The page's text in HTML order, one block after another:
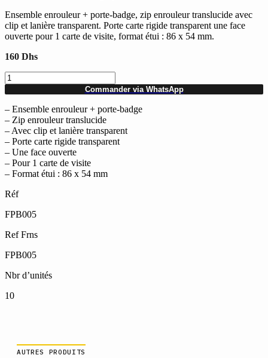
Ensemble enrouleur + porte-badge, zip enrouleur translucide avec
clip et lanière transparent. Porte carte rigide transparent une face
ouverte pour 1 carte de visite, format étui : 86 x 54 mm.
160 Dhs
quantité
de
Pack
de
10
ensembles
enrouleur
+
porte
badge
Commander via WhatsApp
– Ensemble enrouleur + porte-badge
– Zip enrouleur translucide
– Avec clip et lanière transparent
– Porte carte rigide transparent
– Une face ouverte
– Pour 1 carte de visite
– Format étui : 86 x 54 mm
Réf
FPB005
Ref Frns
FPB005
Nbr d’unités
10
AUTRES PRODUITS